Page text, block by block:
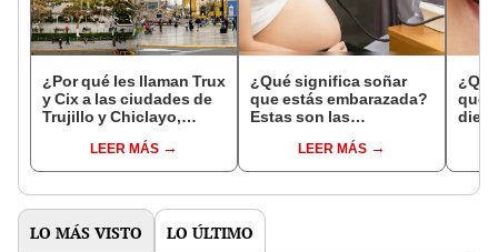
¿Por qué les llaman Trux
y Cix a las ciudades de
Trujillo y Chiclayo,
LEER MÁS
¿Qué significa soñar
que estás embarazada?
Estas son las
comunesLEER MÁS
que
LO MÁS VISTO LO ÚLTIMO